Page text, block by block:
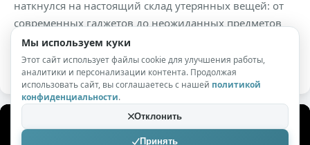
наткнулся на настоящий склад утерянных вещей: от
современных гаджетов до неожиданных предметов
вроде велосипеда и наручников. Каждая находка
имеет свою историю, которая осталась загадкой.
Мы используем куки
Этот сайт использует файлы cookie для улучшения работы,
аналитики и персонализации контента. Продолжая
использовать сайт, вы соглашаетесь с нашей политикой
конфиденциальности.
Отклонить
Принять